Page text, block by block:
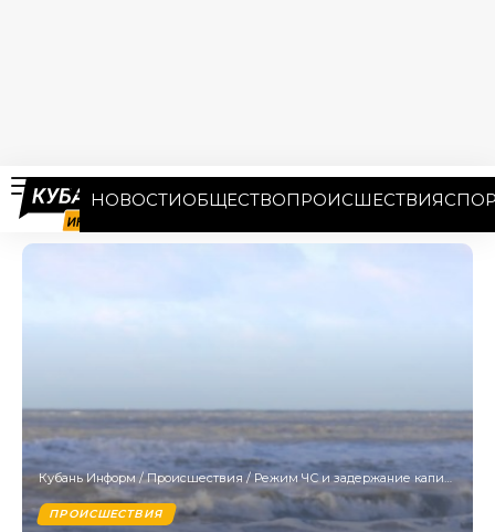
НОВОСТИОБЩЕСТВОПРОИСШЕСТВИЯ
Кубань Информ/Происшествия / Режим ЧС и задержание капитана: что происходит в Анапе после разлива нефтепродуктов
ПРОИСШЕСТВИЯ